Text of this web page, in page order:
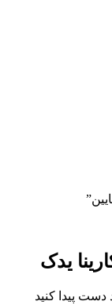
دست پیدا کنید